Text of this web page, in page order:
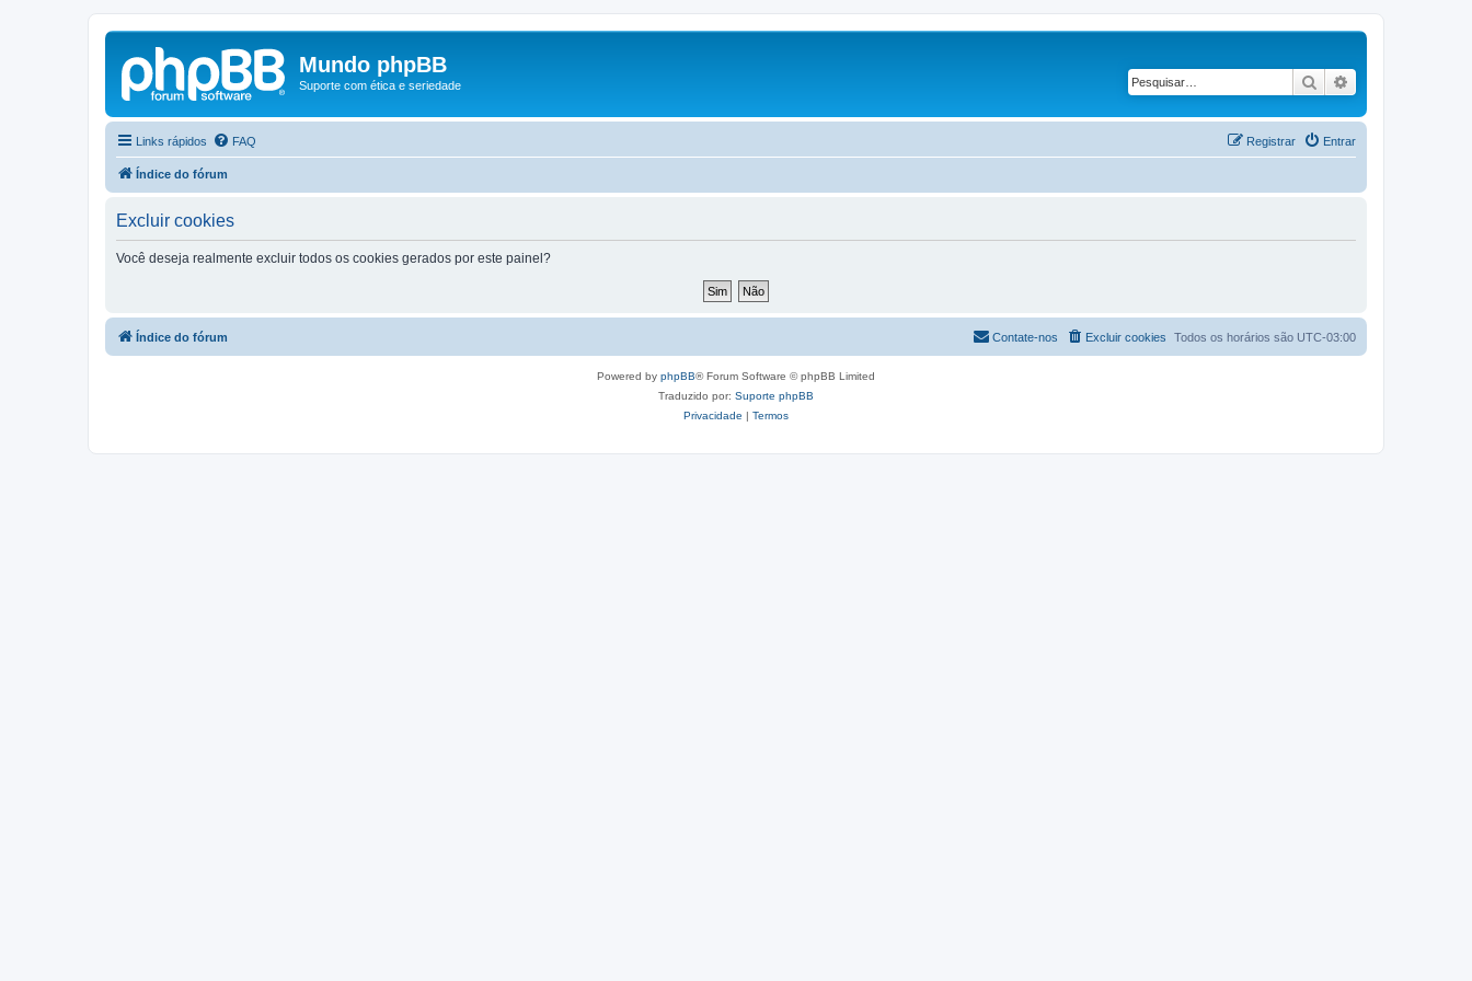
Mundo phpBB
Suporte com ética e seriedade Pesquisar
Links rápidos FAQ Entrar
Registrar
Índice do fórum
Excluir cookies
Você deseja realmente excluir todos os cookies gerados por este painel?
Índice do fórum Todos os horários são UTC-03:00
Excluir cookies
Contate-nos
Powered by phpBB® Forum Software © phpBB Limited
Traduzido por: Suporte phpBB
Privacidade | Termos